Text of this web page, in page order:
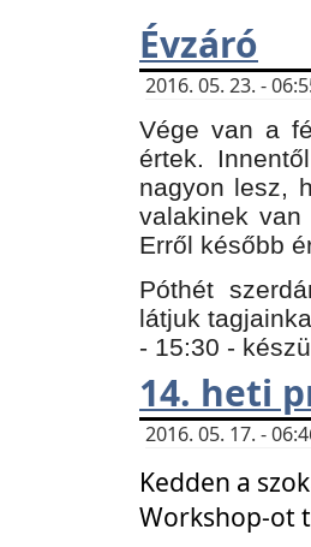
Évzáró
2016. 05. 23. -
Vége van a
értek.
nagyon lesz,
valakinek
Erről később
Póthét
látjuk
- 15:30 -
14. heti
2016. 05. 17. -
Kedden a
Workshop-ot